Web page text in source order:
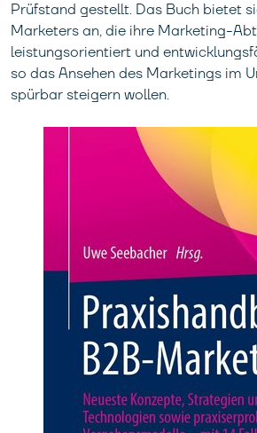
Prüfstand gestellt. Das Buch bietet
Marketers an, die ihre Marketing-
leistungsorientiert und
so das Ansehen des Marketings im
spürbar steigern wollen.